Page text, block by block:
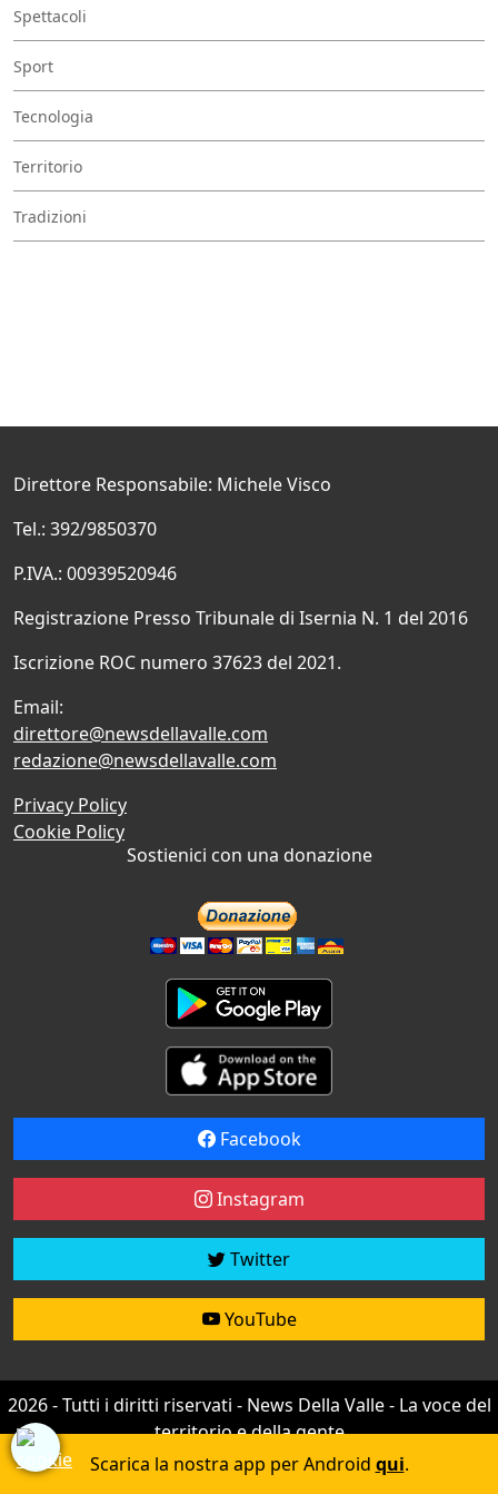
Spettacoli
Sport
Tecnologia
Territorio
Tradizioni
Direttore Responsabile: Michele Visco
Tel.: 392/9850370
P.IVA.: 00939520946
Registrazione Presso Tribunale di Isernia N. 1 del 2016
Iscrizione ROC numero 37623 del 2021.
Email:
direttore@newsdellavalle.com
redazione@newsdellavalle.com
Privacy Policy
Cookie Policy
Sostienici con una donazione
Facebook
Instagram
Twitter
YouTube
2026 - Tutti i diritti riservati - News Della Valle - La voce del
territorio e della gente
Credit by efree
Scarica la nostra app per Android qui.